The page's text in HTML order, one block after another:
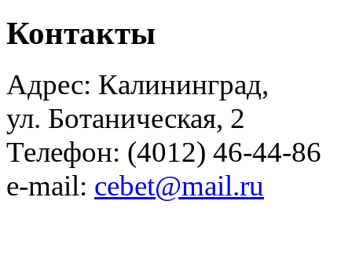
Контакты
Адрес: Калининград,
ул. Ботаническая, 2
Телефон: (4012) 46-44-86
e-mail: cebet@mail.ru